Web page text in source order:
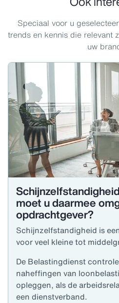
Speciaal voor u
trends en kennis die relevant
uw
moet u daarmee
opdrachtgever?
Schijnzelfstandigheid is
voor veel kleine tot
De Belastingdienst
naheffingen van
opleggen, als de
een dienstverband.